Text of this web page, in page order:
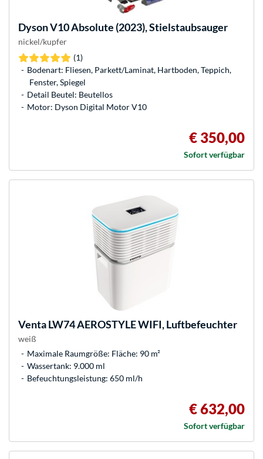
DysonV10 Absolute (2023), Stielstaubsauger
nickel/kupfer
(1)
Bodenart: Fliesen, Parkett/Laminat, Hartboden, Teppich,
Fenster, Spiegel
Detail Beutel: Beutellos
Motor: Dyson Digital Motor V10
€ 350,00
Sofort verfügbar
VentaLW74 AEROSTYLE WIFI, Luftbefeuchter
weiß
Maximale Raumgröße: Fläche: 90 m²
Wassertank: 9.000 ml
Befeuchtungsleistung: 650 ml/h
€ 632,00
Sofort verfügbar